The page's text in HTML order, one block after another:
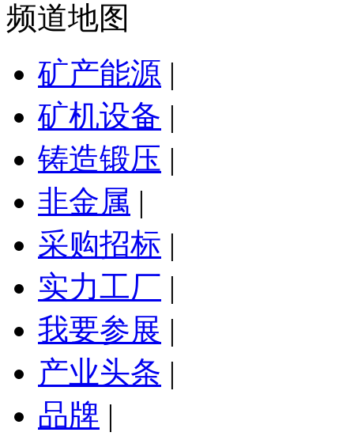
频道地图
矿产能源 |
矿机设备 |
铸造锻压 |
非金属 |
采购招标 |
实力工厂 |
我要参展 |
产业头条 |
品牌 |